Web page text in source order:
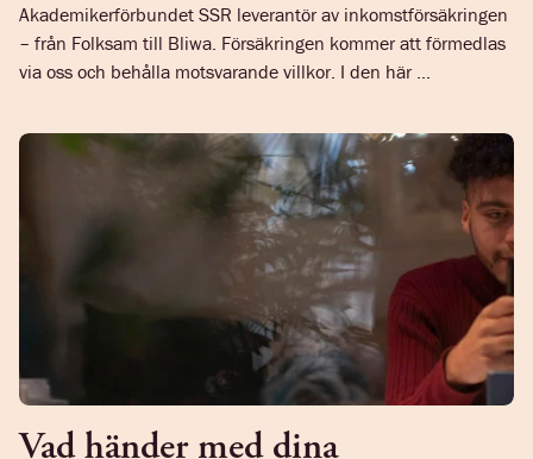
Akademikerförbundet SSR leverantör av inkomstförsäkringen
– från Folksam till Bliwa. Försäkringen kommer att förmedlas
via oss och behålla motsvarande villkor. I den här ...
Vad händer med dina